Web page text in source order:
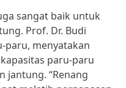
sangat baik untuk
Prof. Dr. Budi
paru, menyatakan
paru-paru
jantung. “Renang